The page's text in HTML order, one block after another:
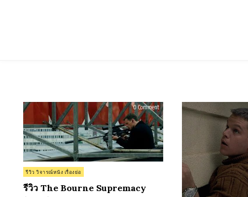
0 Commenton
รีวิว
The
Bourne
Supremacy
(2004)
Posted
in
รีวิว วิจารณ์หนัง เรื่องย่อ
รีวิว The Bourne Supremacy